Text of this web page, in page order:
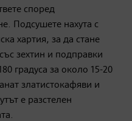
според
Подсушете нахута с
хартия, за да стане
зехтин и подправки
градуса за около 15-20
златистокафяви и
е разстелен